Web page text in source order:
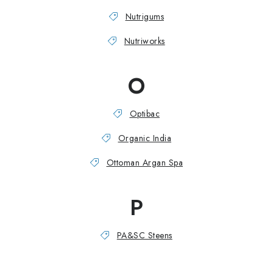
Nutrigums
Nutriworks
O
Optibac
Organic India
Ottoman Argan Spa
P
PA&SC Steens